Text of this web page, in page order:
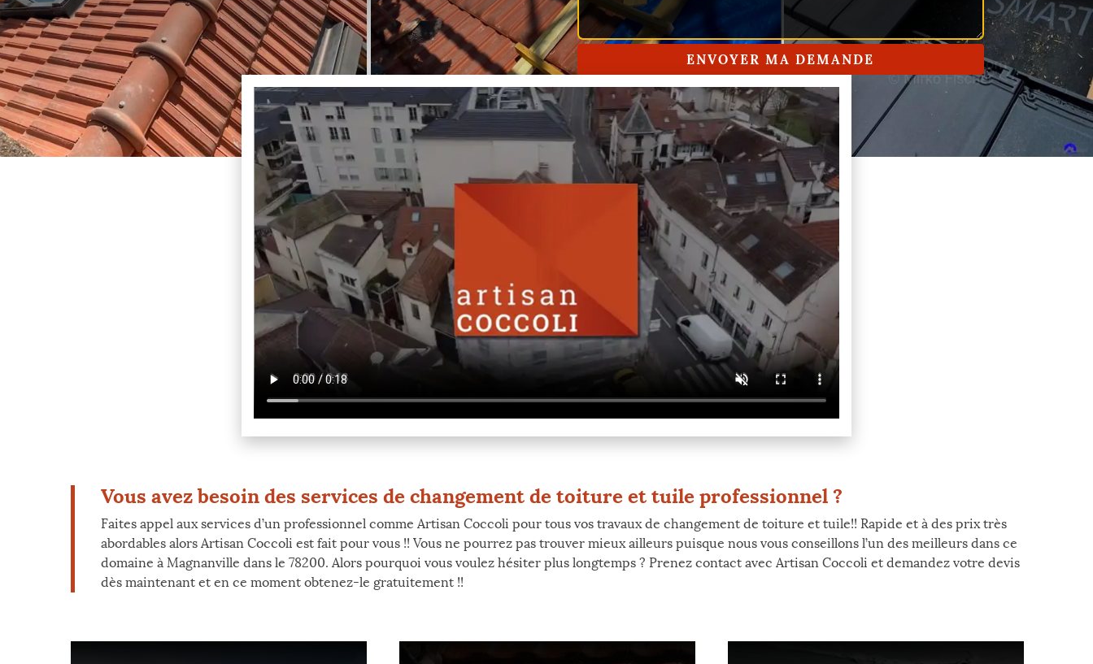
Vous avez besoin des services de changement de toiture et tuile professionnel ?
Faites appel aux services d’un professionnel comme Artisan Coccoli pour tous vos travaux de changement de toiture et tuile!! Rapide et à des prix très
abordables alors Artisan Coccoli est fait pour vous !! Vous ne pourrez pas trouver mieux ailleurs puisque nous vous conseillons l’un des meilleurs dans ce
domaine à Magnanville dans le 78200. Alors pourquoi vous voulez hésiter plus longtemps ? Prenez contact avec Artisan Coccoli et demandez votre devis
dès maintenant et en ce moment obtenez-le gratuitement !!